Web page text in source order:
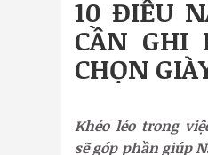
10 ĐIỀU
CẦN GHI
CHỌN
Khéo léo trong
sẽ góp phần giúp